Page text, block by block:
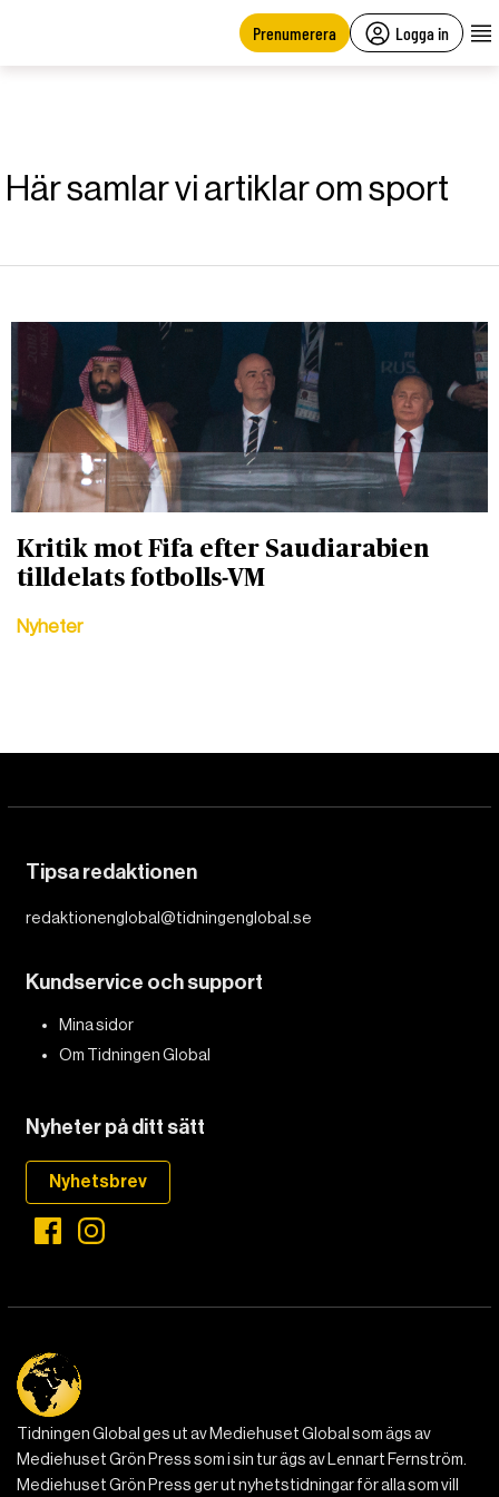
Prenumerera Logga in
Här samlar vi artiklar om sport
Kritik mot Fifa efter Saudiarabien
tilldelats fotbolls-VM
Nyheter
Tipsa redaktionen
redaktionenglobal@tidningenglobal.se
Kundservice och support
Mina sidor
Om Tidningen Global
Nyheter på ditt sätt
Nyhetsbrev
Tidningen Global ges ut av Mediehuset Global som ägs av
Mediehuset Grön Press som i sin tur ägs av Lennart Fernström.
Mediehuset Grön Press ger ut nyhetstidningar för alla som vill